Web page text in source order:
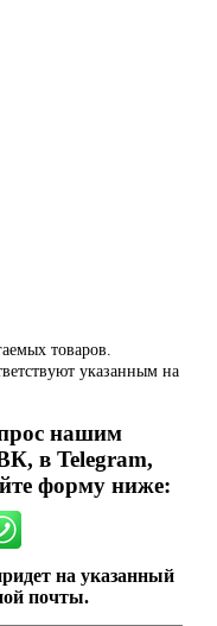
товаров.
указанным на
нашим
в Telegram,
форму ниже:
на указанный
почты.